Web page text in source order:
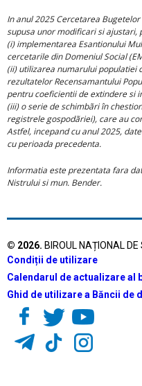
In anul 2025 Cercetarea
supusa unor modificari si ajustari,
(i) implementarea Esantionului
cercetarile din Domeniul Social
(ii) utilizarea numarului populatiei
rezultatelor Recensamantului
pentru coeficientii de extindere si
(iii) o serie de schimbãri în
registrele gospodãriei), care au
Astfel, incepand cu anul 2025,
cu perioada precedenta.
Informatia este prezentata fara
Nistrului si mun. Bender.
© 2026. BIROUL NAȚIONAL
Condiții de utilizare
Calendarul de actualizare al
Ghid de utilizare a Băncii de